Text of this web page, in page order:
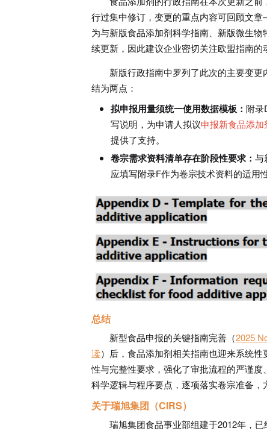
行过集中修订，变更的重点内容可回顾文
为与新版食品添加剂科学指南、新版微生
续更新，因此建议企业密切关注欧盟指南的
新版行政指南中罗列了此次的主要变
结为两点：
拟申报用量须统一使用数据模板： 附录
写说明，为申请人拟议申报新食品添
提供了支持。
卷宗需求资料清单存在阶段性要求： 与
应填写附录F作为卷宗技术资料的适用
总结
新型食品申报的关键指南完善（2025
读）后，食品添加剂相关指南也迎来系统
性与完整性要求，强化了审批流程的严谨
科学逻辑与程序要点，逐项落实卷宗准备，
关于瑞旭集团（CIRS）
瑞旭集团食品事业部组建于2012年，已